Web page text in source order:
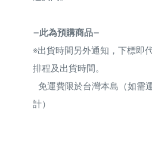
—此為預購商品—
※出貨時間另外通知，下標即
排程及出貨時間。
免運費限於台灣本島（如需
計）